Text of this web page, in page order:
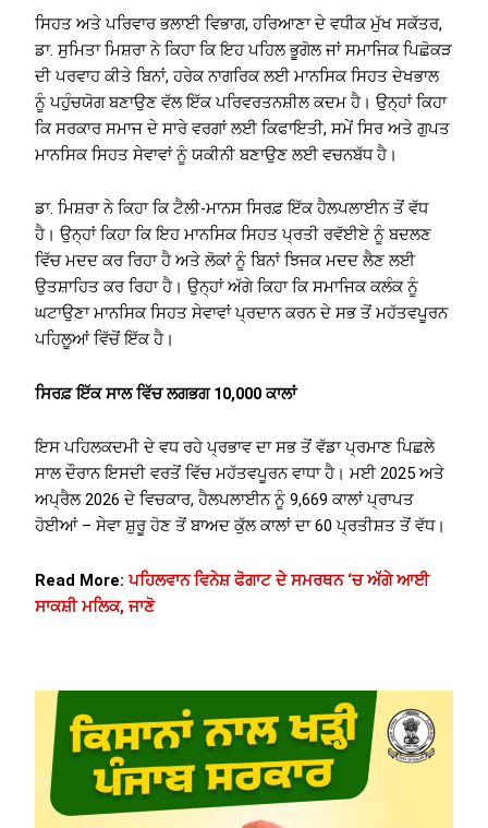
ਸਿਹਤ ਅਤੇ ਪਰਿਵਾਰ ਭਲਾਈ ਵਿਭਾਗ, ਹਰਿਆਣਾ ਦੇ ਵਧੀਕ ਮੁੱਖ ਸਕੱਤਰ,
ਡਾ. ਸੁਮਿਤਾ ਮਿਸ਼ਰਾ ਨੇ ਕਿਹਾ ਕਿ ਇਹ ਪਹਿਲ ਭੂਗੋਲ ਜਾਂ ਸਮਾਜਿਕ ਪਿਛੋਕੜ
ਦੀ ਪਰਵਾਹ ਕੀਤੇ ਬਿਨਾਂ, ਹਰੇਕ ਨਾਗਰਿਕ ਲਈ ਮਾਨਸਿਕ ਸਿਹਤ ਦੇਖਭਾਲ
ਨੂੰ ਪਹੁੰਚਯੋਗ ਬਣਾਉਣ ਵੱਲ ਇੱਕ ਪਰਿਵਰਤਨਸ਼ੀਲ ਕਦਮ ਹੈ। ਉਨ੍ਹਾਂ ਕਿਹਾ
ਕਿ ਸਰਕਾਰ ਸਮਾਜ ਦੇ ਸਾਰੇ ਵਰਗਾਂ ਲਈ ਕਿਫਾਇਤੀ, ਸਮੇਂ ਸਿਰ ਅਤੇ ਗੁਪਤ
ਮਾਨਸਿਕ ਸਿਹਤ ਸੇਵਾਵਾਂ ਨੂੰ ਯਕੀਨੀ ਬਣਾਉਣ ਲਈ ਵਚਨਬੱਧ ਹੈ।
ਡਾ. ਮਿਸ਼ਰਾ ਨੇ ਕਿਹਾ ਕਿ ਟੈਲੀ-ਮਾਨਸ ਸਿਰਫ਼ ਇੱਕ ਹੈਲਪਲਾਈਨ ਤੋਂ ਵੱਧ
ਹੈ। ਉਨ੍ਹਾਂ ਕਿਹਾ ਕਿ ਇਹ ਮਾਨਸਿਕ ਸਿਹਤ ਪ੍ਰਤੀ ਰਵੱਈਏ ਨੂੰ ਬਦਲਣ
ਵਿੱਚ ਮਦਦ ਕਰ ਰਿਹਾ ਹੈ ਅਤੇ ਲੋਕਾਂ ਨੂੰ ਬਿਨਾਂ ਝਿਜਕ ਮਦਦ ਲੈਣ ਲਈ
ਉਤਸ਼ਾਹਿਤ ਕਰ ਰਿਹਾ ਹੈ। ਉਨ੍ਹਾਂ ਅੱਗੇ ਕਿਹਾ ਕਿ ਸਮਾਜਿਕ ਕਲੰਕ ਨੂੰ
ਘਟਾਉਣਾ ਮਾਨਸਿਕ ਸਿਹਤ ਸੇਵਾਵਾਂ ਪ੍ਰਦਾਨ ਕਰਨ ਦੇ ਸਭ ਤੋਂ ਮਹੱਤਵਪੂਰਨ
ਪਹਿਲੂਆਂ ਵਿੱਚੋਂ ਇੱਕ ਹੈ।
ਸਿਰਫ਼ ਇੱਕ ਸਾਲ ਵਿੱਚ ਲਗਭਗ 10,000 ਕਾਲਾਂ
ਇਸ ਪਹਿਲਕਦਮੀ ਦੇ ਵਧ ਰਹੇ ਪ੍ਰਭਾਵ ਦਾ ਸਭ ਤੋਂ ਵੱਡਾ ਪ੍ਰਮਾਣ ਪਿਛਲੇ
ਸਾਲ ਦੌਰਾਨ ਇਸਦੀ ਵਰਤੋਂ ਵਿੱਚ ਮਹੱਤਵਪੂਰਨ ਵਾਧਾ ਹੈ। ਮਈ 2025 ਅਤੇ
ਅਪ੍ਰੈਲ 2026 ਦੇ ਵਿਚਕਾਰ, ਹੈਲਪਲਾਈਨ ਨੂੰ 9,669 ਕਾਲਾਂ ਪ੍ਰਾਪਤ
ਹੋਈਆਂ – ਸੇਵਾ ਸ਼ੁਰੂ ਹੋਣ ਤੋਂ ਬਾਅਦ ਕੁੱਲ ਕਾਲਾਂ ਦਾ 60 ਪ੍ਰਤੀਸ਼ਤ ਤੋਂ ਵੱਧ।
Read More:ਪਹਿਲਵਾਨ ਵਿਨੇਸ਼ ਫੋਗਾਟ ਦੇ ਸਮਰਥਨ ‘ਚ ਅੱਗੇ ਆਈ
ਸਾਕਸ਼ੀ ਮਲਿਕ, ਜਾਣੋ